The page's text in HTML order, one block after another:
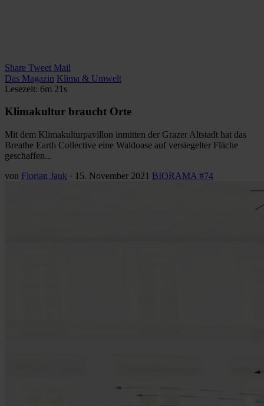
Share Tweet Mail
Das Magazin Klima & Umwelt
Lesezeit: 6m 21s
Klimakultur braucht Orte
Mit dem Klimakulturpavillon inmitten der Grazer Altstadt hat das
Breathe Earth Collective eine Waldoase auf versiegelter Fläche
geschaffen...
von Florian Jauk · 15. November 2021 BIORAMA #74